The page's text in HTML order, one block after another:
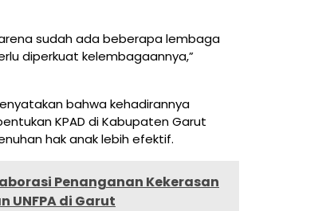
sudah ada beberapa lembaga
diperkuat kelembagaannya,”
bahwa kehadirannya
KPAD di Kabupaten Garut
hak anak lebih efektif.
Penanganan Kekerasan
UNFPA di Garut